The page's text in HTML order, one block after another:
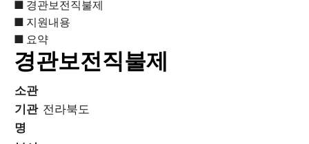
경관보전직불제
지원내용
요약
경관보전직불제
소관
기관
명
전라북도